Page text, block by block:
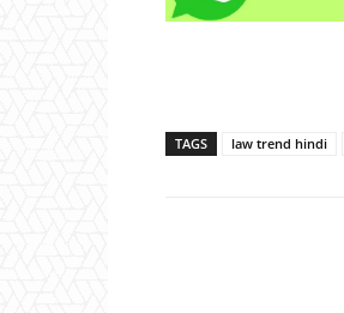
TAGS law trend hindi